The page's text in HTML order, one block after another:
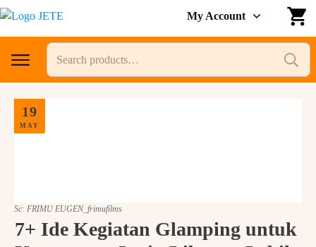
My Account
19
MAY
Sc: FRIMU EUGEN_frimufilms
7+ Ide Kegiatan Glamping untuk
JETE Back to SCHOOL
Hemat hingga 77% + voucher Diskon 7% up to 70
KUOTA TERBATAS!